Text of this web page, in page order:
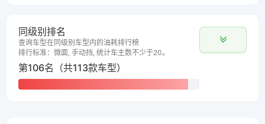
同级别排名
查询车型在同级别车型内的油耗排行榜
排行标准：微面, 手动挡, 统计车主数不少于20。
第106名（共113款车型）